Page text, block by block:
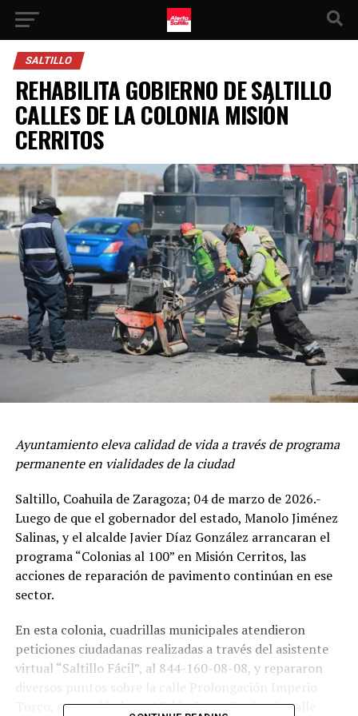
SALTILLO
REHABILITA GOBIERNO DE SALTILLO
CALLES DE LA COLONIA MISIÓN
CERRITOS
Ayuntamiento eleva calidad de vida a través de programa
permanente en vialidades de la ciudad
Saltillo, Coahuila de Zaragoza; 04 de marzo de 2026.-
Luego de que el gobernador del estado, Manolo Jiménez
Salinas, y el alcalde Javier Díaz González arrancaran el
programa “Colonias al 100” en Misión Cerritos, las
acciones de reparación de pavimento continúan en ese
sector.
En esta colonia, cuadrillas municipales atendieron
peticiones ciudadanas realizadas a través del asistente
virtual “Saltillo Fácil”, al 844-160-08-08, y repararon
diversos puntos sobre la calle Prolongación Imperio
Turco, entre el bulevar Misión Santa Lucía y la calle